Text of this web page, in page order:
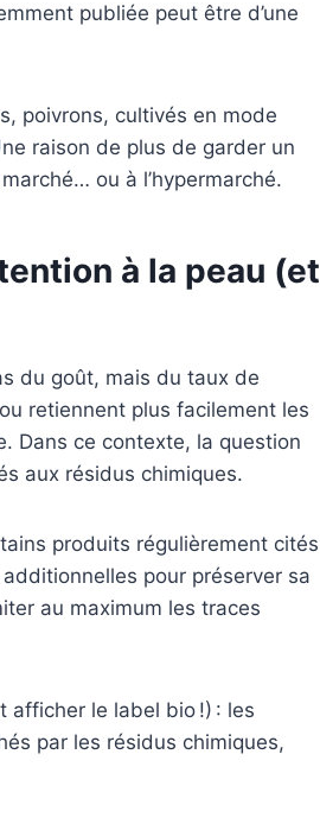
publiée peut être d’une
poivrons, cultivés en mode
raison de plus de garder un
ou à l’hypermarché.
à la peau (et
du goût, mais du taux de
retiennent plus facilement les
Dans ce contexte, la question
aux résidus chimiques.
produits régulièrement cités
pour préserver sa
au maximum les traces
le label bio !) : les
par les résidus chimiques,